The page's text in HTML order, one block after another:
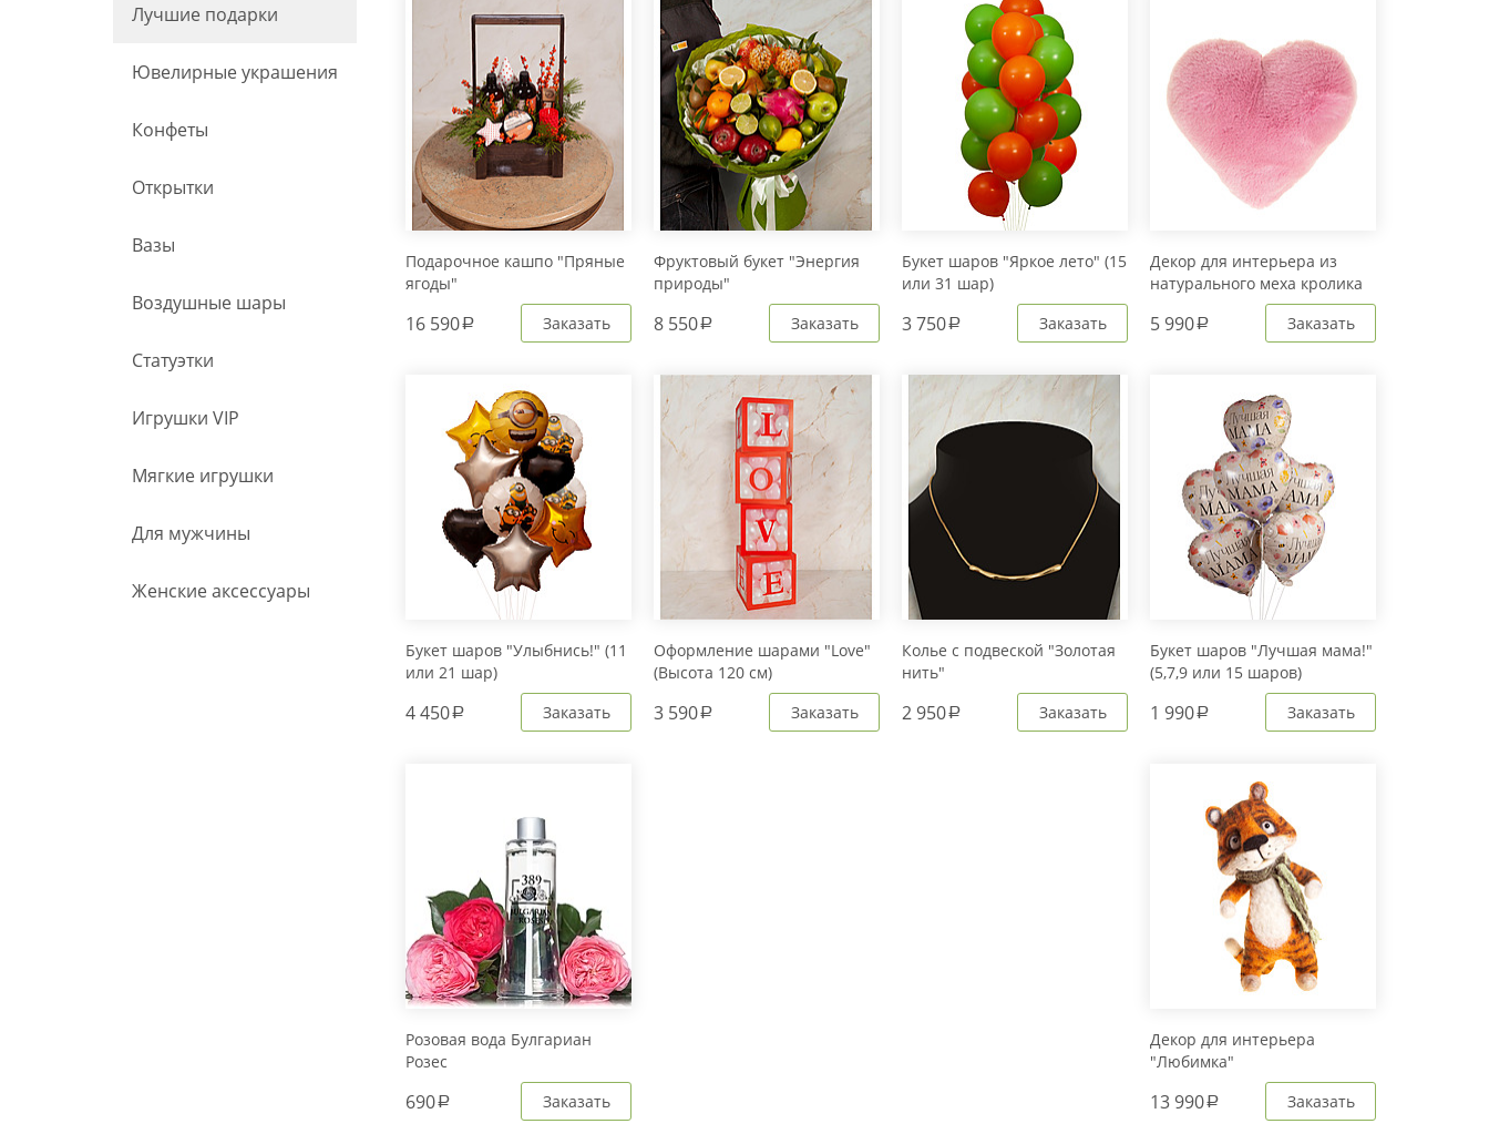
Лучшие подарки
Ювелирные украшения
Конфеты
Открытки
Вазы
Воздушные шары
Статуэтки
Игрушки VIP
Мягкие игрушки
Для мужчины
Женские аксессуары
Подарочное кашпо "Пряные
ягоды"
16 590a Заказать
Фруктовый букет "Энергия
природы"
8 550a Заказать
Букет шаров "Яркое лето" (15
или 31 шар)
3 750a Заказать
Декор для интерьера из
натурального меха кролика
Рекс "Сердце" IM20601
5 990a Заказать
Букет шаров "Улыбнись!" (11
или 21 шар)
4 450a Заказать
Оформление шарами "Love"
(Высота 120 см)
3 590a Заказать
Колье с подвеской "Золотая
нить"
2 950a Заказать
Букет шаров "Лучшая мама!"
(5,7,9 или 15 шаров)
1 990a Заказать
Розовая вода Булгариан
Розес
690a Заказать
Декор для интерьера
"Любимка"
13 990a Заказать